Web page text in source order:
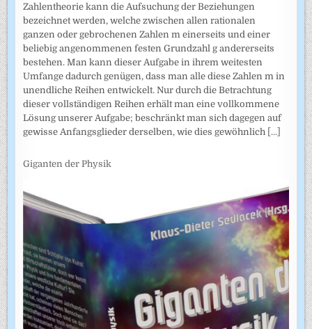
Zahlentheorie kann die Aufsuchung der Beziehungen
bezeichnet werden, welche zwischen allen rationalen
ganzen oder gebrochenen Zahlen m einerseits und einer
beliebig angenommenen festen Grundzahl g andererseits
bestehen. Man kann dieser Aufgabe in ihrem weitesten
Umfange dadurch genügen, dass man alle diese Zahlen m in
unendliche Reihen entwickelt. Nur durch die Betrachtung
dieser vollständigen Reihen erhält man eine vollkommene
Lösung unserer Aufgabe; beschränkt man sich dagegen auf
gewisse Anfangsglieder derselben, wie dies gewöhnlich [...]
Giganten der Physik